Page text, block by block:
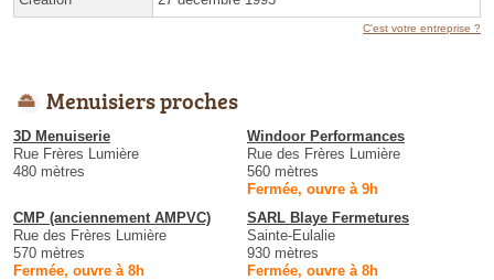
C'est votre entreprise ?
Menuisiers proches
3D Menuiserie
Rue Frères Lumière
480 mètres
Windoor Performances
Rue des Frères Lumière
560 mètres
Fermée, ouvre à 9h
CMP (anciennement AMPVC)
Rue des Frères Lumière
570 mètres
Fermée, ouvre à 8h
SARL Blaye Fermetures
Sainte-Eulalie
930 mètres
Fermée, ouvre à 8h